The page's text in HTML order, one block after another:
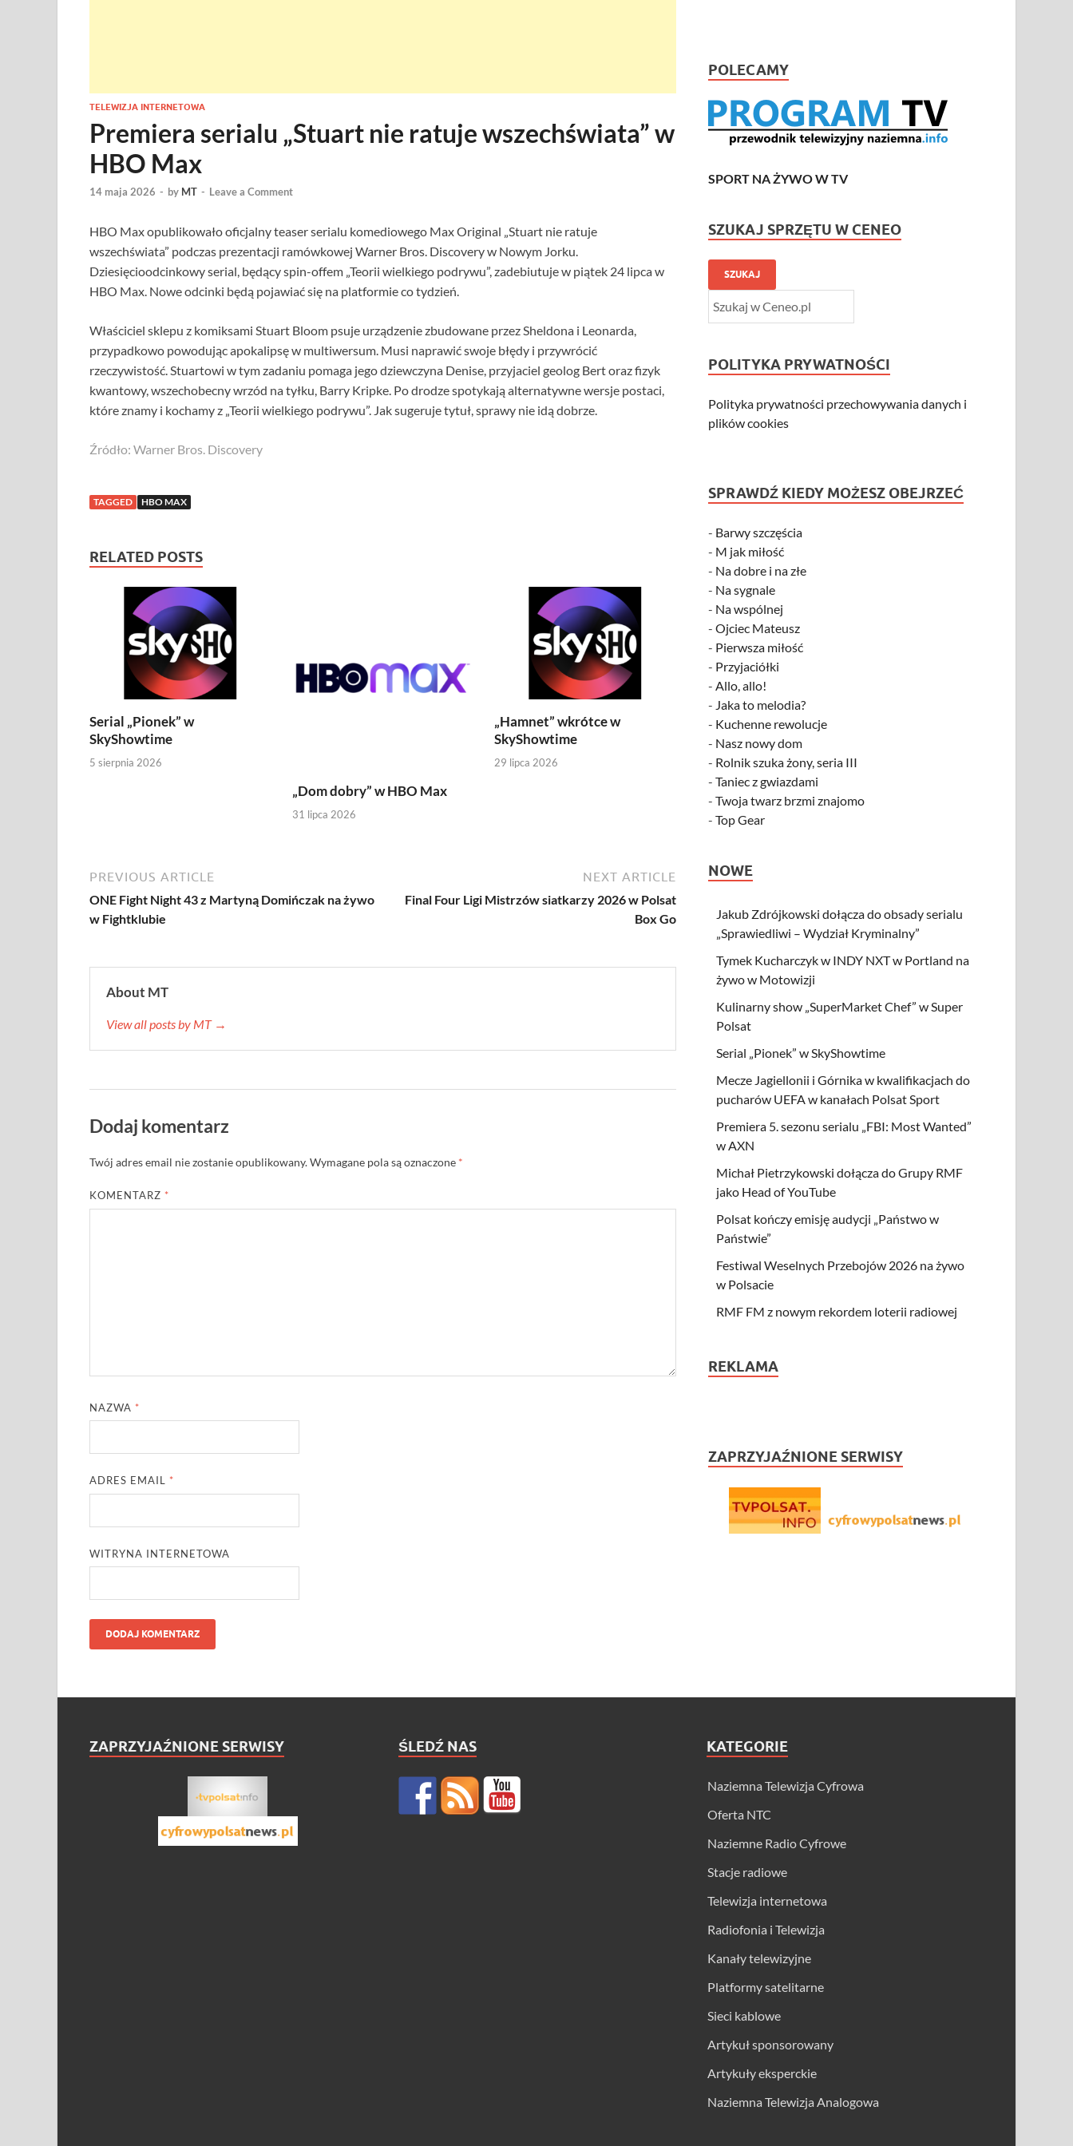
TELEWIZJA INTERNETOWA
Premiera serialu „Stuart nie ratuje wszechświata” w
HBO Max
14 maja 2026 - by MT - Leave a Comment
HBO Max opublikowało oficjalny teaser serialu komediowego Max Original „Stuart nie ratuje
wszechświata” podczas prezentacji ramówkowej Warner Bros. Discovery w Nowym Jorku.
Dziesięcioodcinkowy serial, będący spin-offem „Teorii wielkiego podrywu”, zadebiutuje w piątek 24 lipca w
HBO Max. Nowe odcinki będą pojawiać się na platformie co tydzień.
Właściciel sklepu z komiksami Stuart Bloom psuje urządzenie zbudowane przez Sheldona i Leonarda,
przypadkowo powodując apokalipsę w multiwersum. Musi naprawić swoje błędy i przywrócić
rzeczywistość. Stuartowi w tym zadaniu pomaga jego dziewczyna Denise, przyjaciel geolog Bert oraz fizyk
kwantowy, wszechobecny wrzód na tyłku, Barry Kripke. Po drodze spotykają alternatywne wersje postaci,
które znamy i kochamy z „Teorii wielkiego podrywu”. Jak sugeruje tytuł, sprawy nie idą dobrze.
Źródło: Warner Bros. Discovery
TAGGED HBO MAX
RELATED POSTS
Serial „Pionek” w
SkyShowtime
5 sierpnia 2026
„Dom dobry” w HBO Max
31 lipca 2026
„Hamnet” wkrótce w
SkyShowtime
29 lipca 2026
PREVIOUS ARTICLE
ONE Fight Night 43 z Martyną Domińczak na żywo
w Fightklubie
NEXT ARTICLE
Final Four Ligi Mistrzów siatkarzy 2026 w Polsat
Box Go
About MT
View all posts by MT →
Dodaj komentarz
Twój adres email nie zostanie opublikowany.Wymagane pola są oznaczone *
KOMENTARZ *
NAZWA *
ADRES EMAIL *
WITRYNA INTERNETOWA
POLECAMY
SPORT NA ŻYWO W TV
SZUKAJ SPRZĘTU W CENEO
SZUKAJ
POLITYKA PRYWATNOŚCI
Polityka prywatności przechowywania danych i
plików cookies
SPRAWDŹ KIEDY MOŻESZ OBEJRZEĆ
- Barwy szczęścia
- M jak miłość
- Na dobre i na złe
- Na sygnale
- Na wspólnej
-Ojciec Mateusz
- Pierwsza miłość
- Przyjaciółki
-Allo, allo!
- Jaka to melodia?
- Kuchenne rewolucje
- Nasz nowy dom
- Rolnik szuka żony, seria III
-Taniec z gwiazdami
-Twoja twarz brzmi znajomo
-Top Gear
NOWE
Jakub Zdrójkowski dołącza do obsady serialu
„Sprawiedliwi – Wydział Kryminalny”
Tymek Kucharczyk w INDY NXT w Portland na
żywo w Motowizji
Kulinarny show „SuperMarket Chef” w Super
Polsat
Serial „Pionek” w SkyShowtime
Mecze Jagiellonii i Górnika w kwalifikacjach do
pucharów UEFA w kanałach Polsat Sport
Premiera 5. sezonu serialu „FBI: Most Wanted”
w AXN
Michał Pietrzykowski dołącza do Grupy RMF
jako Head of YouTube
Polsat kończy emisję audycji „Państwo w
Państwie”
Festiwal Weselnych Przebojów 2026 na żywo
w Polsacie
RMF FM z nowym rekordem loterii radiowej
REKLAMA
ZAPRZYJAŹNIONE SERWISY
ZAPRZYJAŹNIONE SERWISY ŚLEDŹ NAS KATEGORIE
Naziemna Telewizja Cyfrowa
Oferta NTC
Naziemne Radio Cyfrowe
Stacje radiowe
Telewizja internetowa
Radiofonia i Telewizja
Kanały telewizyjne
Platformy satelitarne
Sieci kablowe
Artykuł sponsorowany
Artykuły eksperckie
Naziemna Telewizja Analogowa